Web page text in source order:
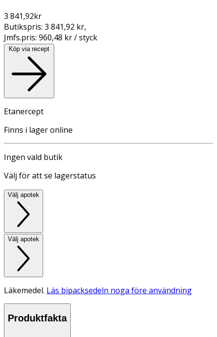
3 841,92kr
Butikspris: 3 841,92 kr,
Jmfs.pris: 960,48 kr / styck
Köp via recept
Etanercept
Finns i lager online
Ingen vald butik
Välj för att se lagerstatus
Välj apotek
Välj apotek
Läkemedel. Läs bipacksedeln noga före användning
Produktfakta